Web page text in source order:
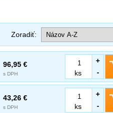
Zoradiť:
96,95 €
s DPH -
ks
+
43,26 €
s DPH -
ks
+